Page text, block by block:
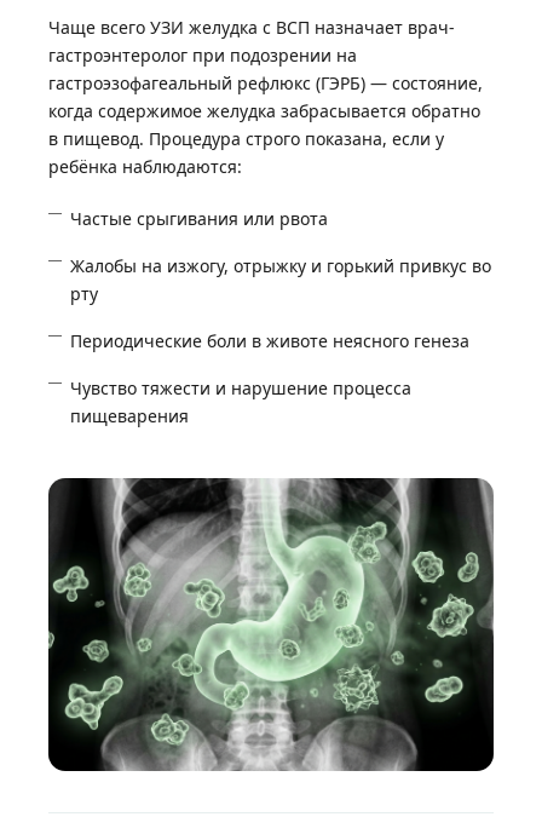
Чаще всего УЗИ желудка с ВСП назначает врач-
гастроэнтеролог при подозрении на
гастроэзофагеальный рефлюкс (ГЭРБ) — состояние,
когда содержимое желудка забрасывается обратно
в пищевод. Процедура строго показана, если у
ребёнка наблюдаются:
Частые срыгивания или рвота
Жалобы на изжогу, отрыжку и горький привкус во
рту
Периодические боли в животе неясного генеза
Чувство тяжести и нарушение процесса
пищеварения